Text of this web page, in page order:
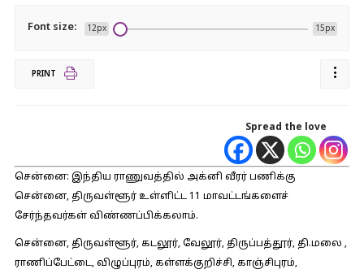
Font size: 12px 15px
PRINT
Spread the love
சென்னை: இந்திய ராணுவத்தில் அக்னி வீரர் பணிக்கு
சென்னை, திருவள்ளூர் உள்ளிட்ட 11 மாவட்டங்களைச்
சேர்ந்தவர்கள் விண்ணப்பிக்கலாம்.
சென்னை, திருவள்ளூர், கடலூர், வேலூர், திருப்பத்தூர், தி.மலை ,
ராணிப்பேட்டை, விழுப்புரம், கள்ளக்குறிச்சி, காஞ்சிபுரம்,